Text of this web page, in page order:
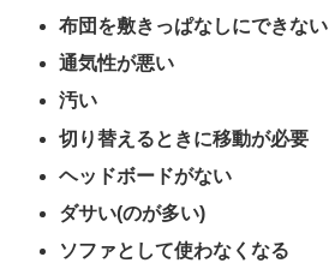
布団を敷きっぱなしにできない
通気性が悪い
汚い
切り替えるときに移動が必要
ヘッドボードがない
ダサい(のが多い)
ソファとして使わなくなる